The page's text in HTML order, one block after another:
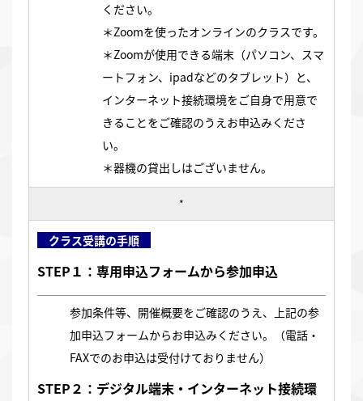
ください。
＊Zoomを使ったオンラインのクラスです。
＊Zoomが使用できる端末（パソコン、スマ
ートフォン、ipadなどのタブレット）と、
インターネット接続環境をご自身で用意で
きることをご確認のうえお申込みくださ
い。
＊器機の貸出しはございません。
*
クラス受講の手順
STEP１：専用申込フォームから参加申込
参加条件等、開催概要をご確認のうえ、上記の参
加申込フォームからお申込みください。（電話・
FAXでのお申込は受付けておりません）
STEP２：デジタル端末・インターネット接続環